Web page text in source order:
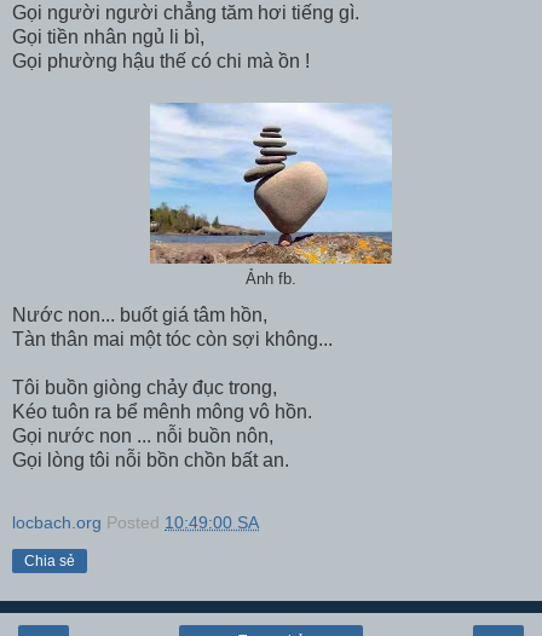
Gọi người người chẳng tăm hơi tiếng gì.
Gọi tiền nhân ngủ li bì,
Gọi phường hậu thế có chi mà ồn !
Ảnh fb.
Nước non... buốt giá tâm hồn,
Tàn thân mai một tóc còn sợi không...
Tôi buồn giòng chảy đục trong,
Kéo tuôn ra bể mênh mông vô hồn.
Gọi nước non ... nỗi buồn nôn,
Gọi lòng tôi nỗi bồn chồn bất an.
locbach.org Posted 10:49:00 SA
Chia sẻ